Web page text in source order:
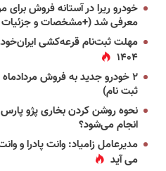
خودرو ریرا در آستانه فروش برای
معرفی شد (+مشخصات و جزئیات
مهلت ثبت‌نام قرعه‌کشی
۱۴۰۴
۲ خودرو جدید به فروش
ثبت نام)
نحوه روشن کردن بخاری پژو
انجام می‌شود؟
مدیرعامل زامیاد: وانت پادرا و
می آید